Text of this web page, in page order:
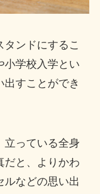
タンドにするこ
小学校入学とい
すことができ
立っている全身
だと、よりかわ
ルなどの思い出